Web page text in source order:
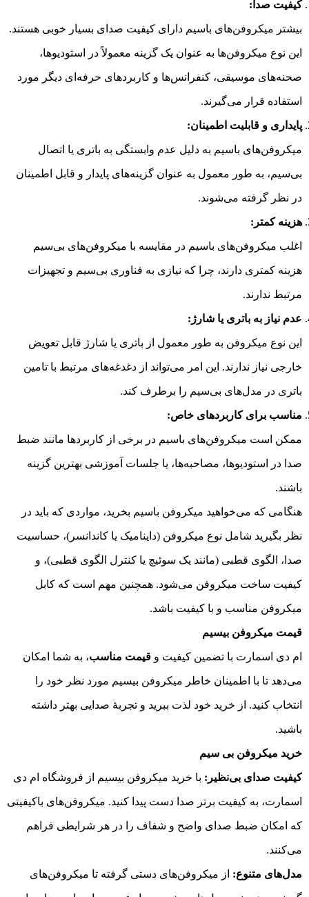
کیفیت صدا:
بیشتر میکروفن‌های باسیم دارای کیفیت صدای بسیار خوبی هستند.
این نوع میکروفن‌ها به عنوان یک گزینه معمولاً در استودیوها،
صحنه‌های موسیقی، کنفرانس‌ها و کاربردهای حرفه‌ای دیگر مورد
استفاده قرار می‌گیرند.
پایداری و قابلیت اطمینان:
میکروفن‌های باسیم به دلیل عدم وابستگی به باتری یا اتصال
بی‌سیم، به طور معمول به عنوان گزینه‌های پایدار و قابل اطمینان
در نظر گرفته می‌شوند.
هزینه کمتر:
اغلب میکروفن‌های باسیم در مقایسه با میکروفن‌های بی‌سیم
هزینه کمتری دارند، چرا که نیازی به فناوری بی‌سیم و تجهیزات
مرتبط ندارند.
عدم نیاز به باتری یا شارژ:
این نوع میکروفن به طور معمول از باتری یا شارژ قابل تعویض
خارجی نیاز ندارند. این امر می‌تواند از دغدغه‌های مرتبط با تامین
باتری در مدل‌های بی‌سیم را برطرف کند.
مناسب برای کاربردهای خاص:
ممکن است میکروفن‌های باسیم در برخی از کاربردها مانند ضبط
صدا در استودیوها، مصاحبه‌ها، یا جلسات آموزشی بهترین گزینه
باشند.
هنگامی که می‌خواهید میکروفن باسیم بخرید، مواردی که باید در
نظر بگیرید شامل نوع میکروفن (داینامیک یا کاندانسر)، حساسیت
صدا، الگوی قطبی (مانند یک سوئیچ یا کنترل الگوی قطبی)، و
کیفیت ساخت میکروفن می‌شود. همچنین مهم است که کابل
میکروفن مناسب و با کیفیت باشد.
قیمت میکروفن بیسیم
ام دی اسمارت با تضمین کیفیت وقیمت مناسب، به شما امکان
می‌دهد تا با اطمینان خاطر میکروفن بیسیم مورد نظر خود را
انتخاب کنید. از خرید خود لذت ببرید و تجربهٔ صدایی بهتر داشته
باشید.
خرید میکروفن بی سیم
کیفیت صدای بی‌نظیر: با خرید میکروفن بیسیم از فروشگاه ام دی
اسمارت، به کیفیت برتر صدا دست پیدا کنید. میکروفن‌های باکیفیتی
که امکان ضبط صدای واضح و شفاف را در هر شرایطی فراهم
می‌کنند.
مدل‌های متنوع:از میکروفن‌های دستی گرفته تا میکروفن‌های